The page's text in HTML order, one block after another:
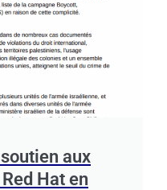
aux
Hat en